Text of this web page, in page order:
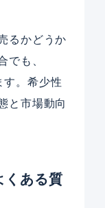
るかどうか
でも、
。希少性
と市場動向
くある質